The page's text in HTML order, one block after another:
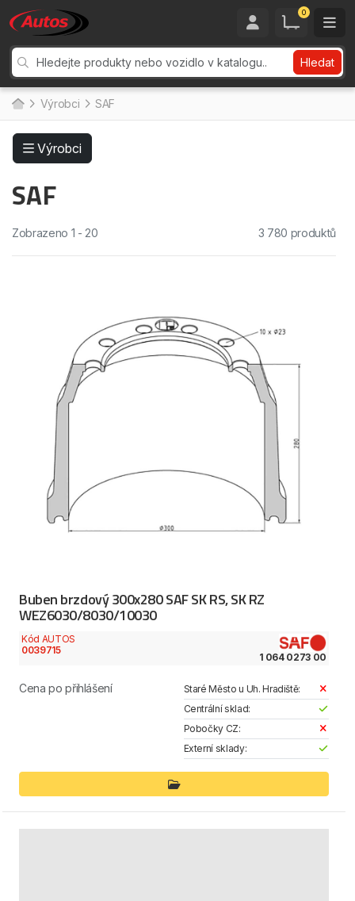
0
Hledat
Výrobci SAF
Výrobci
SAF
Zobrazeno 1 - 20 3 780 produktů
Buben brzdový 300x280 SAF SK RS, SK RZ
WEZ6030/8030/10030
Kód AUTOS
0039715
1 064 0273 00
Cena po přihlášení
Staré Město u Uh. Hradiště:
Centrální sklad:
Pobočky CZ:
Externí sklady: